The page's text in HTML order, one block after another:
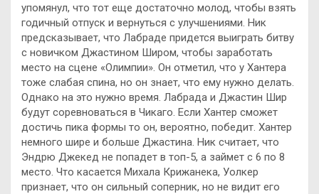
упомянул, что тот еще достаточно молод, чтобы взять
годичный отпуск и вернуться с улучшениями. Ник
предсказывает, что Лабраде придется выиграть битву
с новичком Джастином Широм, чтобы заработать
место на сцене «Олимпии». Он отметил, что у Хантера
тоже слабая спина, но он знает, что ему нужно делать.
Однако на это нужно время. Лабрада и Джастин Шир
будут соревноваться в Чикаго. Если Хантер сможет
достичь пика формы то он, вероятно, победит. Хантер
немного шире и больше Джастина. Ник считает, что
Эндрю Джекед не попадет в топ-5, а займет с 6 по 8
место. Что касается Михала Крижанека, Уолкер
признает, что он сильный соперник, но не видит его